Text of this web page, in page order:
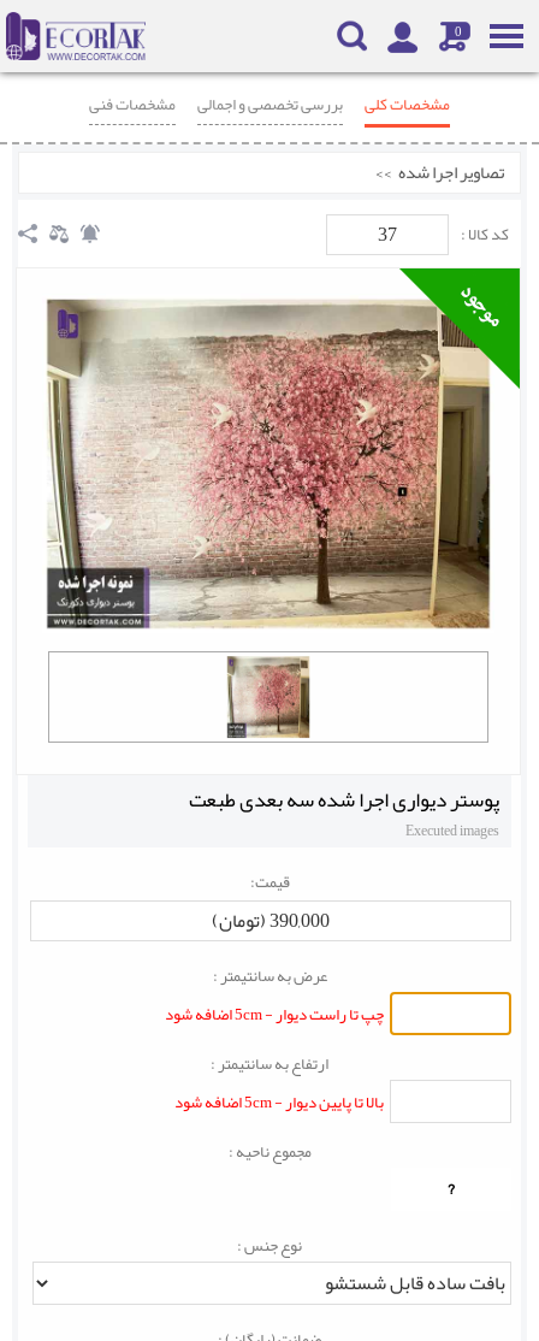
0
مشخصات کلی بررسی تخصصی و اجمالی
مشخصات فنی
تصاویر اجرا شده >>
کد کالا : 37
پوستر دیواری اجرا شده سه بعدی طبعت
Executed images
قیمت:
390,000 (تومان)
عرض به سانتیمتر :
چپ تا راست دیوار - 5cm اضافه شود
ارتفاع به سانتیمتر :
بالا تا پایین دیوار - 5cm اضافه شود
مجموع ناحیه :
?
نوع جنس :